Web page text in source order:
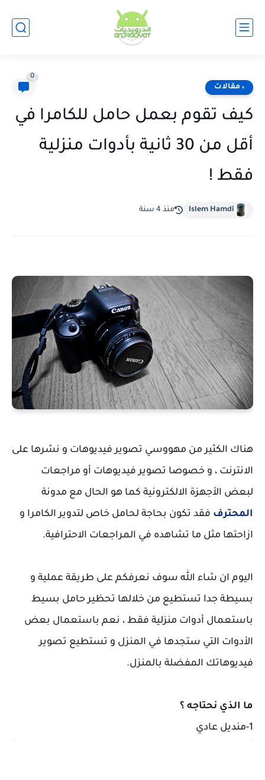
، مقالات
0
كيف تقوم بعمل حامل للكامرا في
أقل من 30 ثانية بأدوات منزلية
فقط !
Islem Hamdi منذ 4 سنة
هناك الكثير من مهووسي تصوير فيديوهات و نشرها على
الانترنت ، و خصوصا تصوير فيديوهات أو مراجعات
لبعض الأجهزة الالكترونية كما هو الحال مع مدونة
المحترف فقد تكون بحاجة لحامل خاص لتدوير الكامرا و
ازاحتها مثل ما تشاهده في المراجعات الاحترافية.
اليوم ان شاء الله سوف نعرفكم على طريقة عملية و
بسيطة جدا تستطيع من خلالها تحظير حامل بسيط
باستعمال أدوات منزلية فقط ، نعم باستعمال بعض
الأدوات التي ستجدها في المنزل و تستطيع تصوير
فيديوهاتك المفضلة بالمنزل.
ما الذي نحتاجه ؟
1-منديل عادي